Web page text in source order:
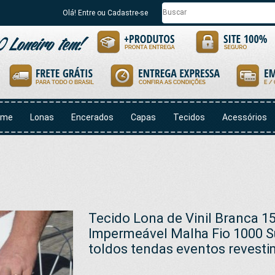
Olá! Entre ou Cadastre-se
Lonas Encerados Capas Tecidos Acessórios
Tecido Lona de Vinil Branca
Impermeável Malha Fio 1000
toldos tendas eventos